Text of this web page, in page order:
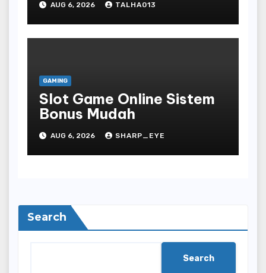
AUG 6, 2026 TALHA013
GAMING
Slot Game Online Sistem
Bonus Mudah
AUG 6, 2026 SHARP_EYE
Search
Search